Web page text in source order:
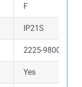
F
IP21S
2225-9800
Yes